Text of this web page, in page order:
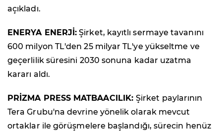
açıkladı.
ENERYA ENERJİ: Şirket, kayıtlı sermaye tavanını
600 milyon TL'den 25 milyar TL'ye yükseltme ve
geçerlilik süresini 2030 sonuna kadar uzatma
kararı aldı.
PRİZMA PRESS MATBAACILIK:Şirket paylarının
Tera Grubu'na devrine yönelik olarak mevcut
ortaklar ile görüşmelere başlandığı, sürecin henüz